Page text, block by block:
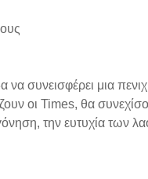
να συνεισφέρει μια
οι Times, θα
την ευτυχία των